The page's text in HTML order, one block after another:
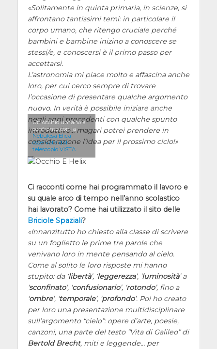
Solitamente in quinta primaria, in scienze, si
affrontano tantissimi temi: in particolare il
corpo umano, che ritengo cruciale perché
bambini e bambine inizino a conoscere se
stessi/e, e conoscersi è il primo passo per
accettarsi.
L’astronomia mi piace molto e affascina anche
loro, per cui cerco sempre di trovare
l’occasione di presentare qualche argomento
nuovo. In verità è possibile iniziare anche
negli anni precedenti con qualche spunto
introduttivo… magari potrei prendere in
considerazione l’idea per il prossimo ciclo!
Un occhio umano a
confronto con la
Nebulosa Elica
osservata dal
telescopio VISTA
Ci racconti come hai programmato il lavoro e
su quale arco di tempo nell’anno scolastico
hai lavorato? Come hai utilizzato il sito delle
Briciole Spaziali?
Innanzitutto ho chiesto alla classe di scrivere
su un foglietto le prime tre parole che
venivano loro in mente pensando al cielo.
Come al solito le loro risposte mi hanno
stupito: da libertà, leggerezza, luminositàa
sconfinato, confusionario, rotondo, fino a
ombre, temporale, profondo. Poi ho creato
per loro una presentazione multidisciplinare
sull’argomento “cielo”: opere d’arte, poesie,
canzoni, una parte del testo “Vita di Galileo” di
Bertold Brecht, miti e leggende… per